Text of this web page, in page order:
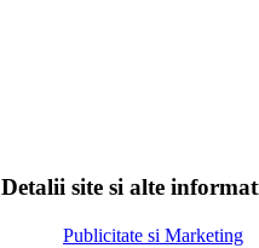
Detalii site si alte
Publicitate si Marketing